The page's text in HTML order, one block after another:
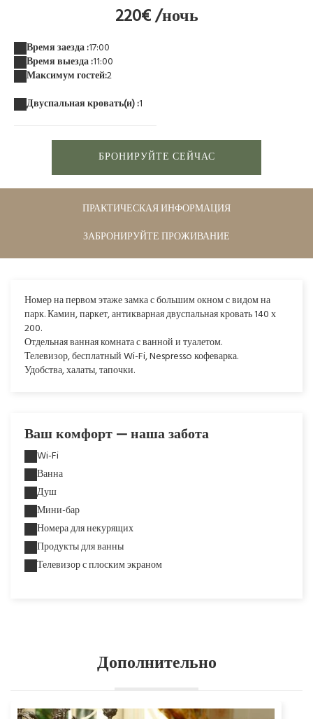
220€ /ночь
Время заезда :17:00
Время выезда :11:00
Максимум гостей:2
Двуспальная кровать(и) :1
БРОНИРУЙТЕ СЕЙЧАС
ПРАКТИЧЕСКАЯ ИНФОРМАЦИЯ
ЗАБРОНИРУЙТЕ ПРОЖИВАНИЕ
Номер на первом этаже замка с большим окномсвидом на
парк. Камин, паркет, антикварная двуспальная кровать 140 х
200.
Отдельная ванная комната с ванной и туалетом.
Телевизор, бесплатный Wi-Fi, Nespresso кофеварка.
Удобства, халаты, тапочки.
Ваш комфорт — наша забота
Wi-Fi
Ванна
Душ
Мини-бар
Номера для некурящих
Продукты для ванны
Телевизор с плоским экраном
Дополнительно